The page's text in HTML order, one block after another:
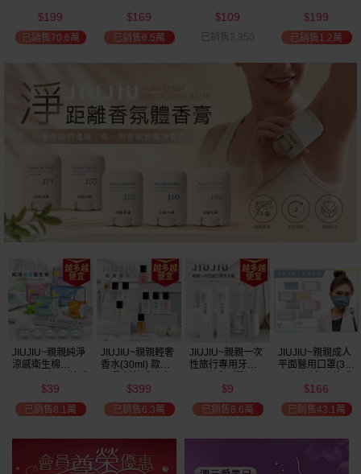
選 全新包裝
$199
已銷售70.6萬
$169
已銷售6.5萬
(600ml)
$109
已銷售2,350
$199
已銷售1.2萬
JIUJIU~親親純淨
涼感衛生棉
$39
已銷售8.1萬
JIUJIU~親親輕奢
香水(30ml) 款式
市/平替香水/大牌
香水/大牌平替
$399
已銷售6.3萬
JIUJIU~親親一次
性旅行專用牙刷(1
$9
已銷售8.6萬
JIUJIU~親親成人
平面醫用口罩(30
可選 MD雙鋼印
$166
已銷售43.1萬